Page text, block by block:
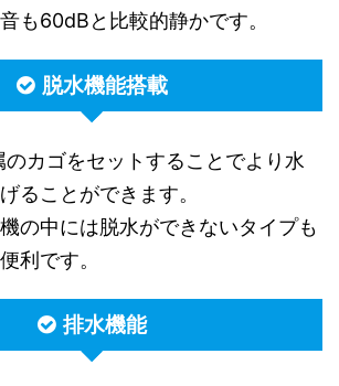
も60dBと比較的静かです。
脱水機能搭載
カゴをセットすることでより水
ることができます。
の中には脱水ができないタイプも
利です。
排水機能